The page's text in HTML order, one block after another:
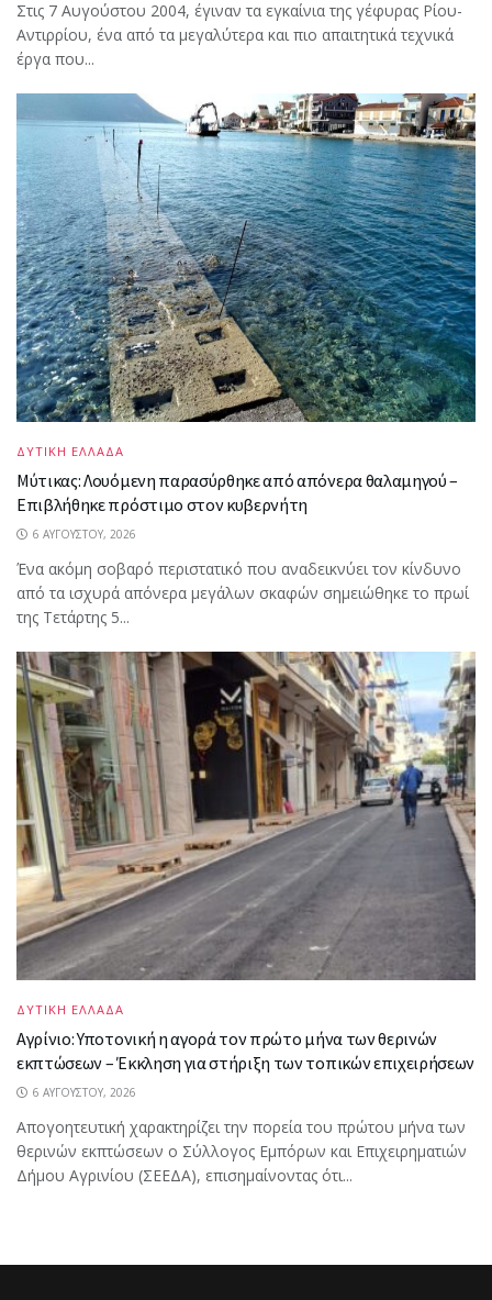
Στις 7 Αυγούστου 2004, έγιναν τα εγκαίνια της γέφυρας Ρίου-
Αντιρρίου, ένα από τα μεγαλύτερα και πιο απαιτητικά τεχνικά
έργα που...
ΔΥΤΙΚΗ ΕΛΛΑΔΑ
Μύτικας: Λουόμενη παρασύρθηκε από απόνερα θαλαμηγού –
Επιβλήθηκε πρόστιμο στον κυβερνήτη
6 ΑΥΓΟΎΣΤΟΥ, 2026
Ένα ακόμη σοβαρό περιστατικό που αναδεικνύει τον κίνδυνο
από τα ισχυρά απόνερα μεγάλων σκαφών σημειώθηκε το πρωί
της Τετάρτης 5...
ΔΥΤΙΚΗ ΕΛΛΑΔΑ
Αγρίνιο: Υποτονική η αγορά τον πρώτο μήνα των θερινών
εκπτώσεων – Έκκληση για στήριξη των τοπικών επιχειρήσεων
6 ΑΥΓΟΎΣΤΟΥ, 2026
Απογοητευτική χαρακτηρίζει την πορεία του πρώτου μήνα των
θερινών εκπτώσεων ο Σύλλογος Εμπόρων και Επιχειρηματιών
Δήμου Αγρινίου (ΣΕΕΔΑ), επισημαίνοντας ότι...